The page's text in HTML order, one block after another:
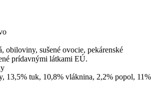
obiloviny, sušené ovocie, pekárenské
prídavnými látkami EÚ.
13,5% tuk, 10,8% vláknina, 2,2% popol, 11%